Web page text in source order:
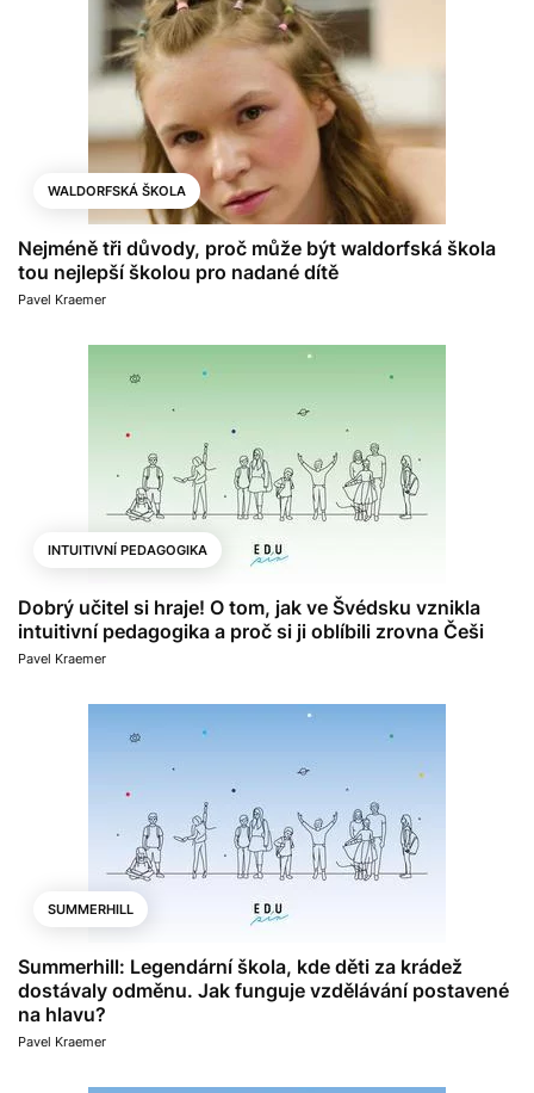
WALDORFSKÁ ŠKOLA
Nejméně tři důvody, proč může být waldorfská škola
tou nejlepší školou pro nadané dítě
Pavel Kraemer
INTUITIVNÍ PEDAGOGIKA
Dobrý učitel si hraje! O tom, jak ve Švédsku vznikla
intuitivní pedagogika a proč si ji oblíbili zrovna Češi
Pavel Kraemer
SUMMERHILL
Summerhill: Legendární škola, kde děti za krádež
dostávaly odměnu. Jak funguje vzdělávání postavené
na hlavu?
Pavel Kraemer